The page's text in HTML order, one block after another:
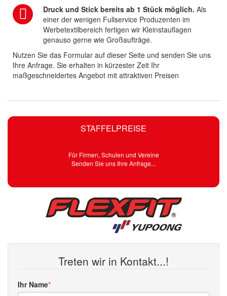
STAFFELPREISE
Für Firmen, Schulen und Vereine
Senden Sie uns Ihre Anfrage...
Treten wir in Kontakt...!
Ihr Name
Druck und Stick bereits ab 1 Stück möglich. Als
einer der wenigen Fullservice Produzenten im
Werbetextilbereich fertigen wir Kleinstauflagen
genauso gerne wie Großaufträge.
Nutzen Sie das Formular auf dieser Seite und senden Sie uns
Ihre Anfrage. Sie erhalten in kürzester Zeit Ihr
maßgeschneidertes Angebot mit attraktiven Preisen